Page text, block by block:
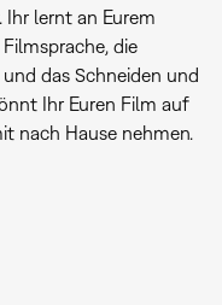
lernt an Eurem
die
das Schneiden und
Ihr Euren Film auf
nach Hause nehmen.